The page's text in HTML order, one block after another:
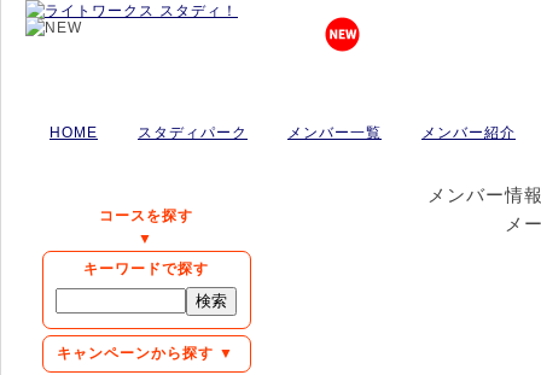
HOME スタディパーク メンバー一覧 メンバー紹介
コースを探す
▼
キーワードで探す
キャンペーンから探す ▼
メンバー情
メ